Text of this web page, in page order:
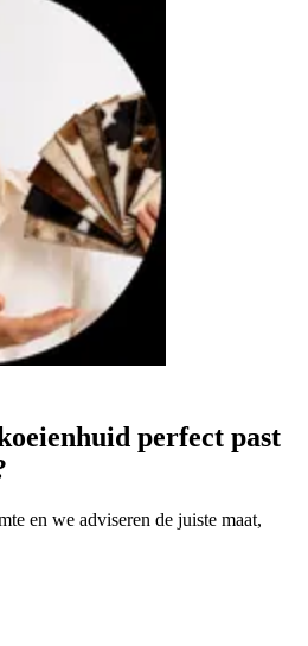
perfect past
en we adviseren de juiste maat,